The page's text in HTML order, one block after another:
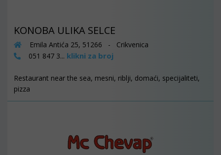
KONOBA ULIKA SELCE
Emila Antića 25, 51266 - Crikvenica
051 847 3... klikni za broj
Restaurant near the sea, mesni, riblji, domaći, specijaliteti,
pizza